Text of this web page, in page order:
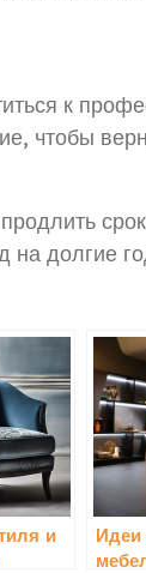
к
чтобы
на долгие
и
Идеи